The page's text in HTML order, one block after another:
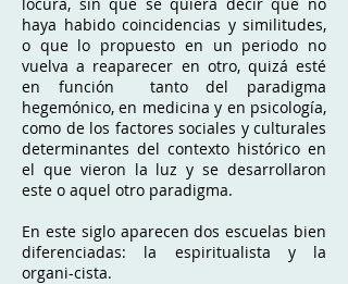
haya habido coincidencias y similitudes,
o que lo propuesto en un periodo no
vuelva a reaparecer en otro, quizá esté
en función tanto del paradigma
hegemónico, en medicina y en psicología,
como de los factores sociales y culturales
determinantes del contexto histórico en
el que vieron la luz y se desarrollaron
este o aquel otro paradigma.
En este siglo aparecen dos escuelas bien
diferenciadas: la espiritualista y la
organi-cista.